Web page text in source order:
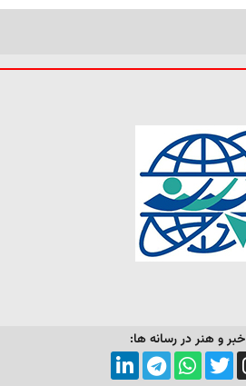
خبر و هنر در رسانه ها: